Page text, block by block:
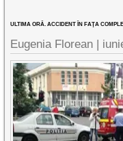
ULTIMA ORĂ. ACCIDENT ÎN FAŢA
Eugenia Florean |